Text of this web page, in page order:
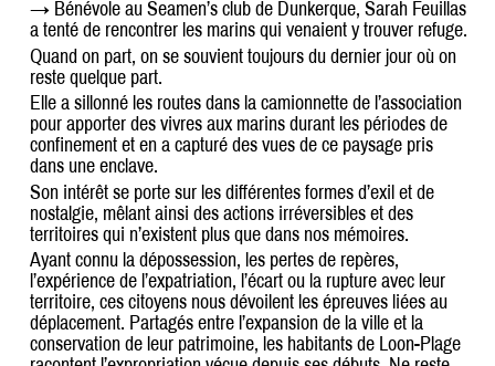
→ Bénévole au Seamen’s club de Dunkerque, Sarah Feuillas
a tenté de rencontrer les marins qui venaient y trouver refuge.
Quand on part, on se souvient toujours du dernier jour où on
reste quelque part.
Elle a sillonné les routes dans la camionnette de l’association
pour apporter des vivres aux marins durant les périodes de
confinement et en a capturé des vues de ce paysage pris
dans une enclave.
Son intérêt se porte sur les différentes formes d’exil et de
nostalgie, mêlant ainsi des actions irréversibles et des
territoires qui n’existent plus que dans nos mémoires.
Ayant connu la dépossession, les pertes de repères,
l’expérience de l’expatriation, l’écart ou la rupture avec leur
territoire, ces citoyens nous dévoilent les épreuves liées au
déplacement. Partagés entre l’expansion de la ville et la
conservation de leur patrimoine, les habitants de Loon-Plage